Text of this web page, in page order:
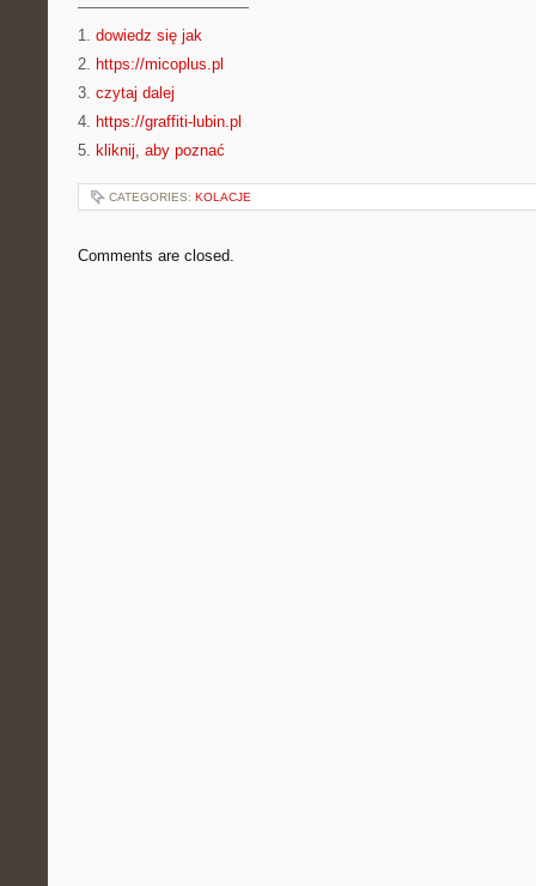
———————————
1. dowiedz się jak
2. https://micoplus.pl
3. czytaj dalej
4. https://graffiti-lubin.pl
5. kliknij, aby poznać
CATEGORIES: KOLACJE
Comments are closed.